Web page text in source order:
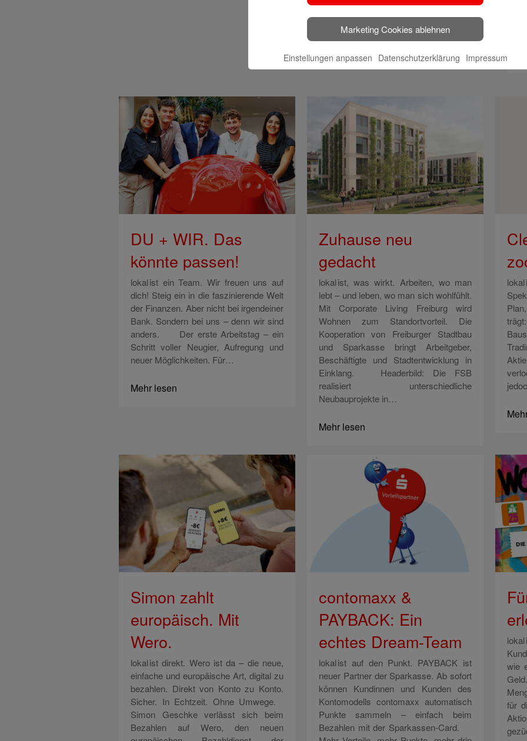
DU + WIR. Das
könnte passen!
lokal ist ein Team. Wir freuen uns auf
dich! Steig ein in die faszinierende Welt
der Finanzen. Aber nicht bei irgendeiner
Bank. Sondern bei uns – denn wir sind
anders. Der erste Arbeitstag – ein
Schritt voller Neugier, Aufregung und
neuer Möglichkeiten. Für…
Mehr lesen
Zuhause neu
gedacht
lokal ist, was wirkt. Arbeiten, wo man
lebt – und leben, wo man sich wohlfühlt.
Mit Corporate Living Freiburg wird
Wohnen zum Standortvorteil. Die
Kooperation von Freiburger Stadtbau
und Sparkasse bringt Arbeitgeber,
Beschäftigte und Stadtentwicklung in
Einklang. Headerbild: Die FSB
realisiert unterschiedliche
Neubauprojekte in…
Mehr lesen
Simon zahlt
europäisch. Mit
Wero.
lokal ist direkt. Wero ist da – die neue,
einfache und europäische Art, digital zu
bezahlen. Direkt von Konto zu Konto.
Sicher. In Echtzeit. Ohne Umwege.
Simon Geschke verlässt sich beim
Bezahlen auf Wero, den neuen
contomaxx &
PAYBACK: Ein
echtes Dream-Team
lokal ist auf den Punkt. PAYBACK ist
neuer Partner der Sparkasse. Ab sofort
können Kundinnen und Kunden des
Kontomodells contomaxx automatisch
Punkte sammeln – einfach beim
Bezahlen mit der Sparkassen-Card.
wie
für
Marketing Cookies ablehnen
Einstellungen anpassen Datenschutzerklärung Impressum